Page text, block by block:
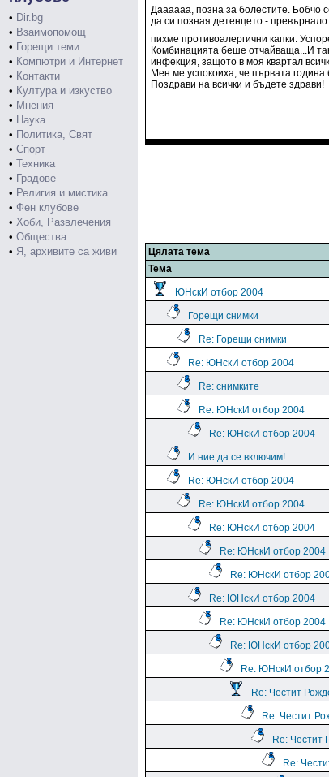
• Dir.bg
• Взаимопомощ
• Горещи теми
• Компютри и Интернет
• Контакти
• Култура и изкуство
• Мнения
• Наука
• Политика, Свят
• Спорт
• Техника
• Градове
• Религия и мистика
• Фен клубове
• Хоби, Развлечения
• Общества
• Я, архивите са живи
Даааааа, позна за болестите. Бобчо
да си позная детенцето -
пихме противоалергични капки.
Комбинацията беше отчайваща...И
инфекция, защото в моя квартал
Мен ме успокоиха, че първата
Поздрави на всички и бъдете здрави!
Цялата тема
Тема
ЮНскИ отбор 2004
Горещи снимки
Re: Горещи снимки
Re: ЮНскИ отбор 2004
Re: снимките
Re: ЮНскИ отбор 2004
Re: ЮНскИ отбор 2004
И ние да се включим!
Re: ЮНскИ отбор 2004
Re: ЮНскИ отбор 2004
Re: ЮНскИ отбор 2004
Re: ЮНскИ отбор 2004
Re: ЮНскИ отбор
Re: ЮНскИ отбор 2004
Re: ЮНскИ отбор 2004
Re: ЮНскИ отбор
Re: ЮНскИ отбор
Re: Честит
Re: Честит
Re:
Re: